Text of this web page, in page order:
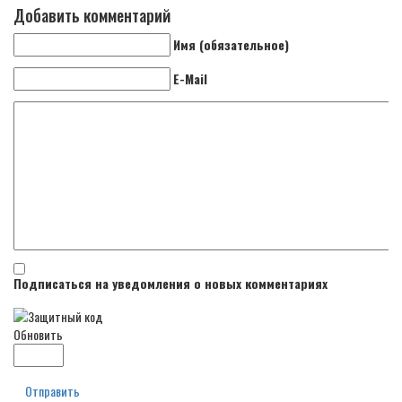
Добавить комментарий
Имя (обязательное)
E-Mail
Подписаться на уведомления о новых комментариях
Обновить
Отправить